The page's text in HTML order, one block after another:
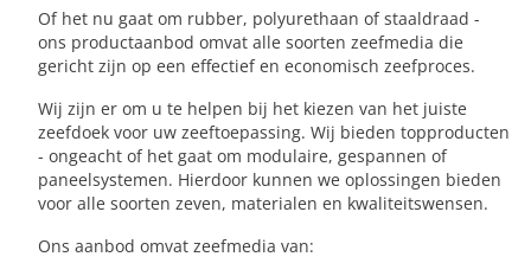
Of het nu gaat om rubber, polyurethaan of staaldraad -
ons productaanbod omvat alle soorten zeefmedia die
gericht zijn op een effectief en economisch zeefproces.
Wij zijn er om u te helpen bij het kiezen van het juiste
zeefdoek voor uw zeeftoepassing. Wij bieden topproducten
- ongeacht of het gaat om modulaire, gespannen of
paneelsystemen. Hierdoor kunnen we oplossingen bieden
voor alle soorten zeven, materialen en kwaliteitswensen.
Ons aanbod omvat zeefmedia van: